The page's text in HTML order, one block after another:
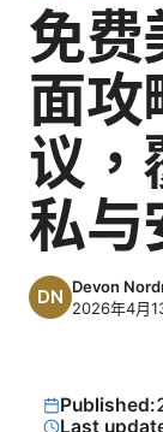
免费
面攻
议，
私与
Devon
2026年4月
Published:
Last